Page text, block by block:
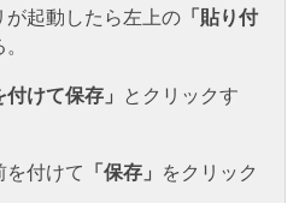
が起動したら左上の 「貼り付
けて保存」
とクリックす
を付けて 「保存」
をクリック